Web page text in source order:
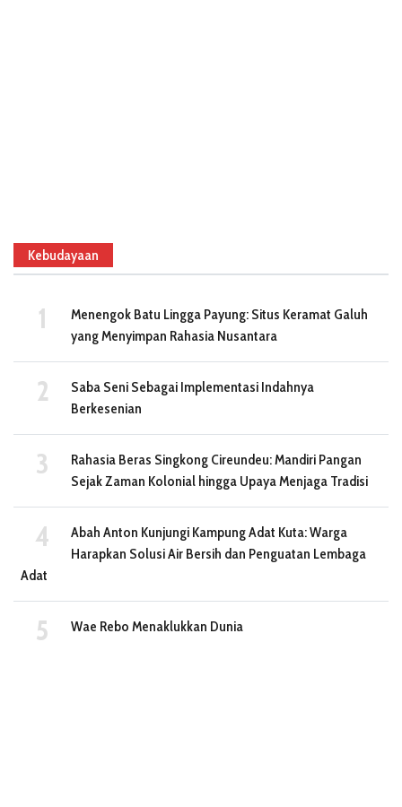
Kebudayaan
Menengok Batu Lingga Payung: Situs Keramat Galuh
yang Menyimpan Rahasia Nusantara
Saba Seni Sebagai Implementasi Indahnya
Berkesenian
Rahasia Beras Singkong Cireundeu: Mandiri Pangan
Sejak Zaman Kolonial hingga Upaya Menjaga Tradisi
Abah Anton Kunjungi Kampung Adat Kuta: Warga
Harapkan Solusi Air Bersih dan Penguatan Lembaga
Adat
Wae Rebo Menaklukkan Dunia